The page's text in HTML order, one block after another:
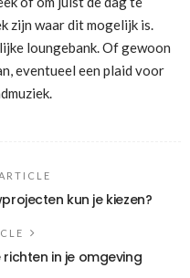
zijn waar dit mogelijk is.
loungebank. Of gewoon
eventueel een plaid voor
kun je kiezen?
in je omgeving